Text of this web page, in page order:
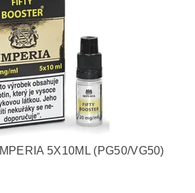
5X10ML (PG50/VG50)